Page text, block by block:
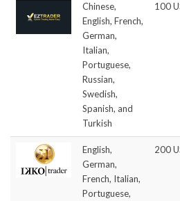
Chinese,
English, French,
German,
Italian,
Portuguese,
Russian,
Swedish,
Spanish, and
Turkish
100
English,
German,
French, Italian,
Portuguese,
200